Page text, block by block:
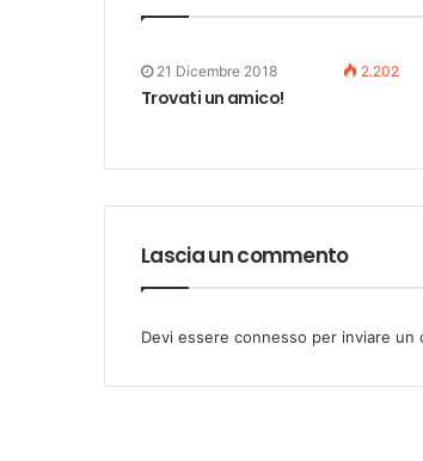
21 Dicembre 2018 2.202
Trovati un amico!
Lascia un commento
Devi essere connesso per inviare un